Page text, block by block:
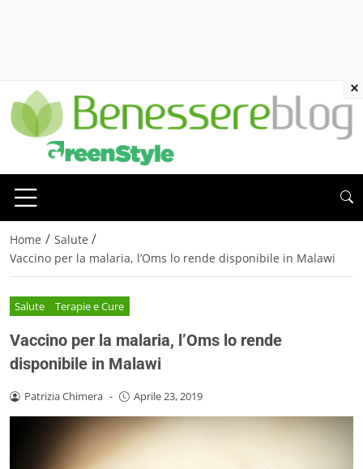
Home / Salute /
Vaccino per la malaria, l’Oms lo rende disponibile in Malawi
Salute Terapie e Cure
Vaccino per la malaria, l’Oms lo rende
disponibile in Malawi
Patrizia Chimera - Aprile 23, 2019
×